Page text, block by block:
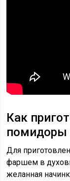
Как
помидоры
Для
фаршем в
желанная